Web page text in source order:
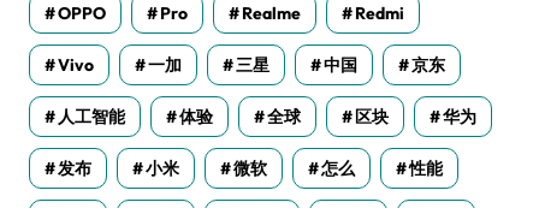
OPPO Pro Realme Redmi
Vivo 一加 三星 中国 京东
人工智能 体验 全球 区块 华为
发布 小米 微软 怎么 性能